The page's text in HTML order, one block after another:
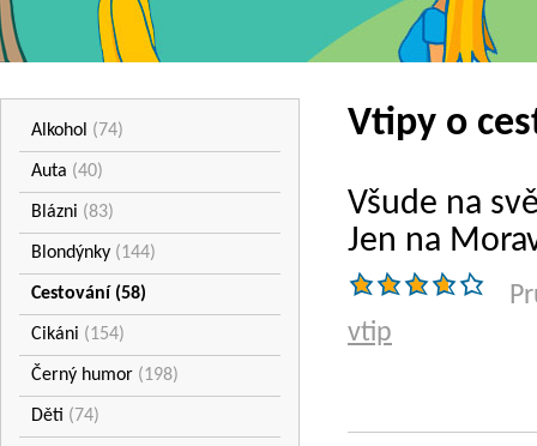
Alkohol (74)
Auta (40)
Blázni (83)
Blondýnky (144)
Cestování (58)
Cikáni (154)
Černý humor (198)
Děti (74)
Vtipy o
Všude na
Jen na
vtip